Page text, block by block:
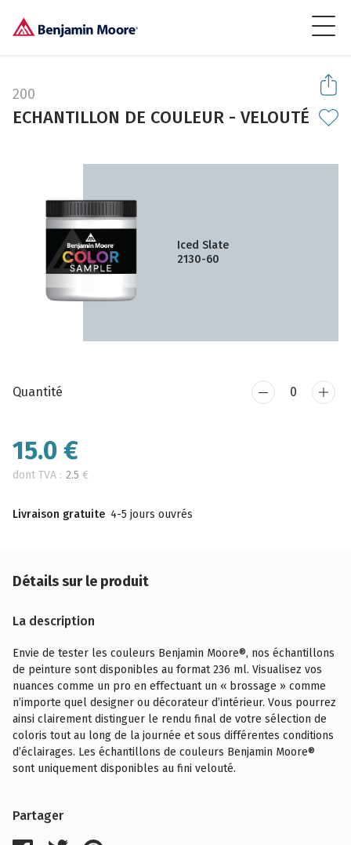
200
ECHANTILLON DE COULEUR - VELOUTÉ
Iced Slate
2130-60
Quantité
15.0 €
dont TVA : 2.5 €
Livraison gratuite 4-5 jours ouvrés
Détails sur le produit
La description
Envie de tester les couleurs Benjamin Moore®, nos échantillons
de peinture sont disponibles au format 236 ml. Visualisez vos
nuances comme un pro en effectuant un « brossage » comme
n’importe quel designer ou décorateur d’intérieur. Vous pourrez
ainsi clairement distinguer le rendu final de votre sélection de
coloris tout au long de la journée et sous différentes conditions
d’éclairages. Les échantillons de couleurs Benjamin Moore®
sont uniquement disponibles au fini velouté.
Partager